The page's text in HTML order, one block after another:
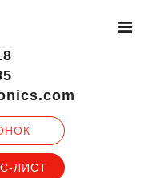
ЛИСТ